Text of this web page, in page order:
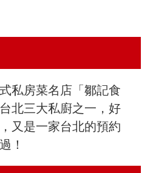
私房菜名店「鄒記食
北三大私廚之一，好
又是一家台北的預約
！